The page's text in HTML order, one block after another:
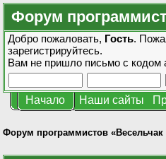
Форум
Добро пожаловать, Гость.
зарегистрируйтесь.
Вам не пришло письмо с кодом
Начало Наши сайты
Форум программистов «Весельчак